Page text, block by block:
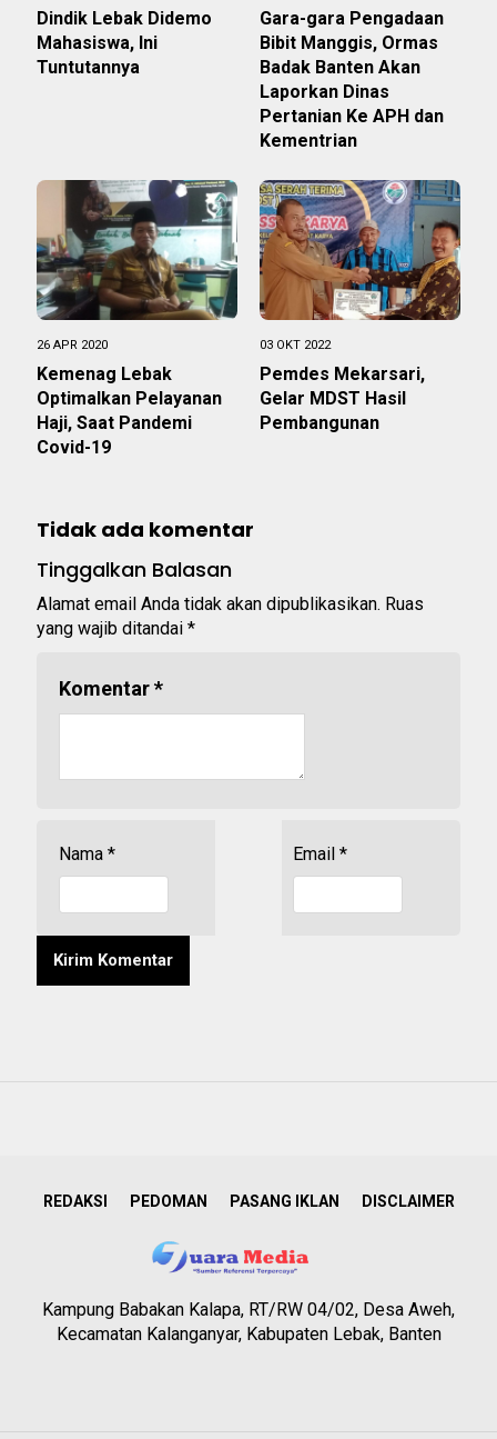
Dindik Lebak Didemo
Mahasiswa, Ini
Tuntutannya
Gara-gara Pengadaan
Bibit Manggis, Ormas
Badak Banten Akan
Laporkan Dinas
Pertanian Ke APH dan
Kementrian
26 APR 2020
Kemenag Lebak
Optimalkan Pelayanan
Haji, Saat Pandemi
Covid-19
03 OKT 2022
Pemdes Mekarsari,
Gelar MDST Hasil
Pembangunan
Tidak ada komentar
Tinggalkan Balasan
Alamat email Anda tidak akan dipublikasikan. Ruas
yang wajib ditandai *
Komentar*
Nama * Email *
REDAKSI PEDOMAN PASANG IKLAN DISCLAIMER
Kampung Babakan Kalapa, RT/RW 04/02, Desa Aweh,
Kecamatan Kalanganyar, Kabupaten Lebak, Banten